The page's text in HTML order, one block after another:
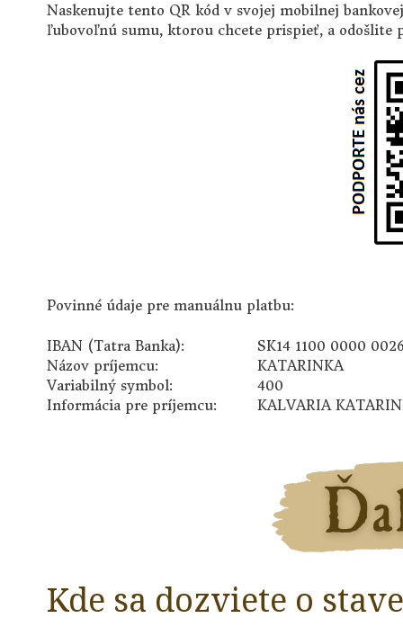
Naskenujte tento QR kód v svojej mobilnej
ľubovoľnú sumu, ktorou chcete prispieť, a odošlite
Povinné údaje pre manuálnu platbu:
IBAN (Tatra Banka):
SK14 1100 0000
Názov príjemcu:
KATARINKA
Variabilný symbol:
400
Informácia pre príjemcu:
KALVARIA
Kde sa dozviete o